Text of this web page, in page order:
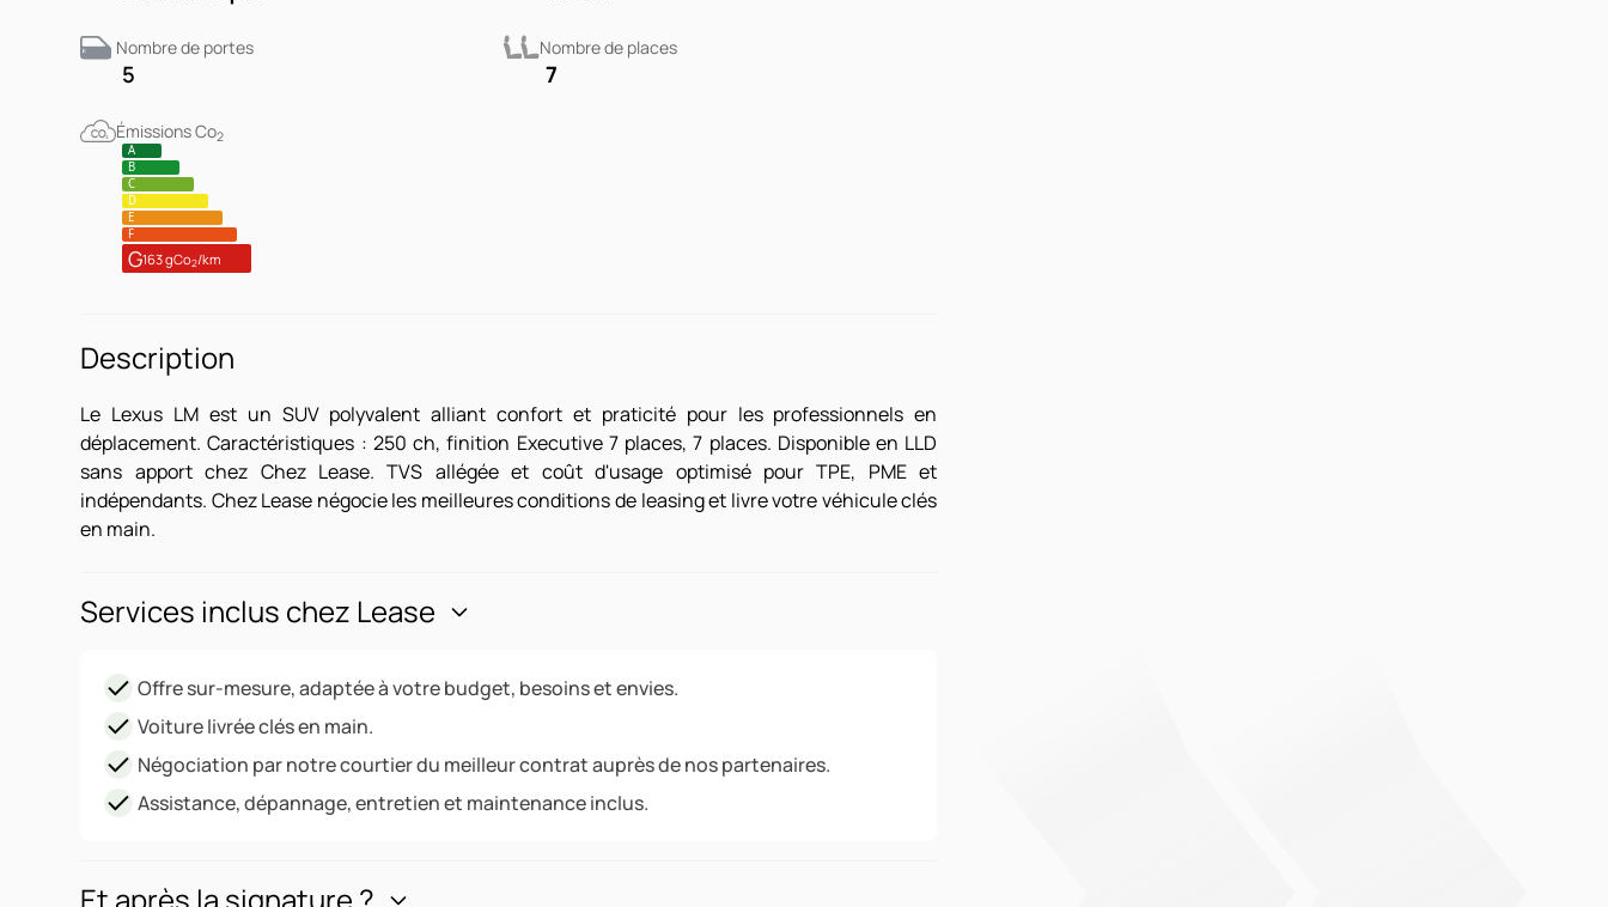
Nombre de portes
5
Nombre de places
7
Émissions Co2
A
B
C
D
E
F
G163 gCo2/km
Description
Le Lexus LM est un SUV polyvalent alliant confort et praticité pour les professionnels en
déplacement. Caractéristiques : 250 ch, finition Executive 7 places, 7 places. Disponible en LLD
sans apport chez Chez Lease. TVS allégée et coût d'usage optimisé pour TPE, PME et
indépendants. Chez Lease négocie les meilleures conditions de leasing et livre votre véhicule clés
en main.
Services inclus chez Lease
Offre sur-mesure, adaptée à votre budget, besoins et envies.
Voiture livrée clés en main.
Négociation par notre courtier du meilleur contrat auprès de nos partenaires.
Assistance, dépannage, entretien et maintenance inclus.